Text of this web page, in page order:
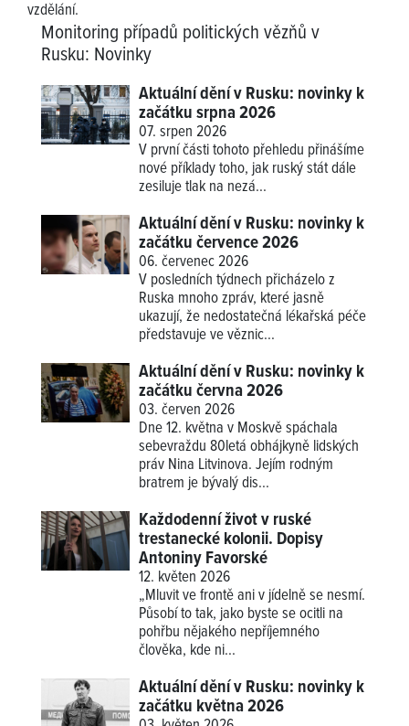
vzdělání.
Monitoring případů politických vězňů v
Rusku: Novinky
Aktuální dění v Rusku: novinky k
začátku srpna 2026
07. srpen 2026
V první části tohoto přehledu přinášíme
nové příkladytoho, jak ruský stát dále
zesiluje tlak na nezá...
Aktuální dění v Rusku: novinky k
začátku července 2026
06. červenec 2026
V posledních týdnech přicházelo z
Ruska mnoho zpráv, které jasně
ukazují, že nedostatečná lékařská péče
představuje ve věznic...
Aktuální dění v Rusku: novinky k
začátku června 2026
03. červen 2026
Dne 12. května v Moskvě spáchala
sebevraždu 80letá obhájkyně lidských
práv Nina Litvinova. Jejím rodným
bratrem je bývalý dis...
Každodenní život v ruské
trestanecké kolonii. Dopisy
Antoniny Favorské
12. květen 2026
„Mluvit ve frontě ani v jídelně se nesmí.
Působí to tak, jako byste se ocitli na
pohřbu nějakého nepříjemného
člověka, kde ni...
Aktuální dění v Rusku: novinky k
začátku května 2026